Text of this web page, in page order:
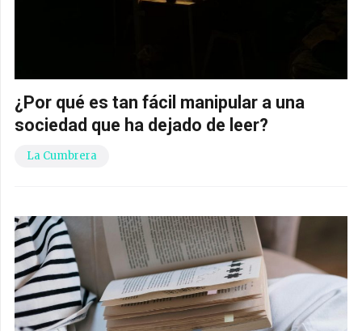
¿Por qué es tan fácil manipular a una
sociedad que ha dejado de leer?
La Cumbrera